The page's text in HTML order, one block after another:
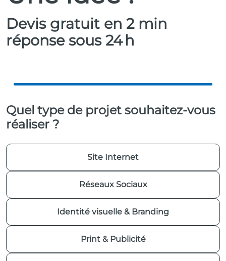
Devis gratuit en 2 min
réponse sous 24 h
Quel type de projet souhaitez-vous
réaliser ?
Site Internet
Réseaux Sociaux
Identité visuelle & Branding
Print & Publicité